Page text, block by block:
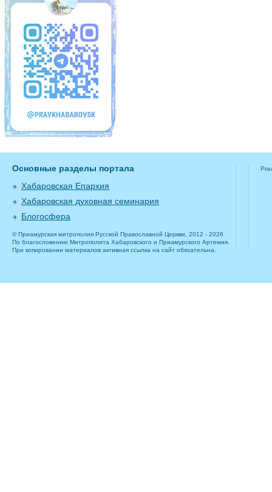
Основные разделы портала
Хабаровская Епархия
Хабаровская духовная семинария
Блогосфера
© Приамурская митрополия Русской Православной Церкви, 2012 - 2026
По благословению Митрополита Хабаровского и Приамурского Артемия.
При копировании материалов активная ссылка на сайт обязательна.